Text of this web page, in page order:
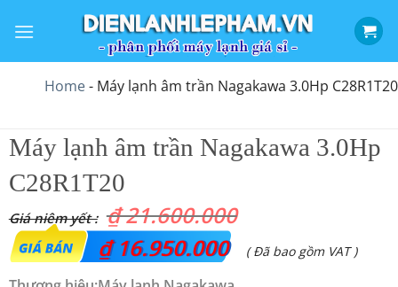
qua
Home- Máy lạnh âm trần Nagakawa 3.0Hp C28R1T20
Máy lạnh âm trần Nagakawa 3.0Hp
C28R1T20
₫21.600.000
Giá
gốc
₫16.950.000
Giá
( Đã bao gồm VAT )